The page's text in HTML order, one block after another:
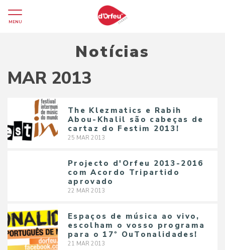
MENU
Notícias
MAR 2013
The Klezmatics e Rabih
Abou-Khalil são cabeças de
cartaz do Festim 2013!
25 MAR 2013
Projecto d'Orfeu 2013-2016
com Acordo Tripartido
aprovado
22 MAR 2013
Espaços de música ao vivo,
escolham o vosso programa
para o 17º OuTonalidades!
21 MAR 2013